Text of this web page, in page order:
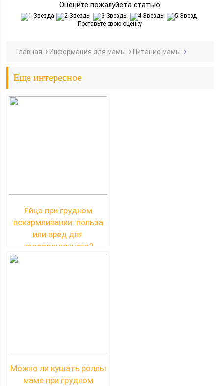
Оцените пожалуйста статью
Поставьте свою оценку
Главная Информация для мамы Питание мамы
Еще интересное
Яйца при грудном
вскармливании: польза
или вред для
новорожденного?
Можно ли кушать роллы
маме при грудном